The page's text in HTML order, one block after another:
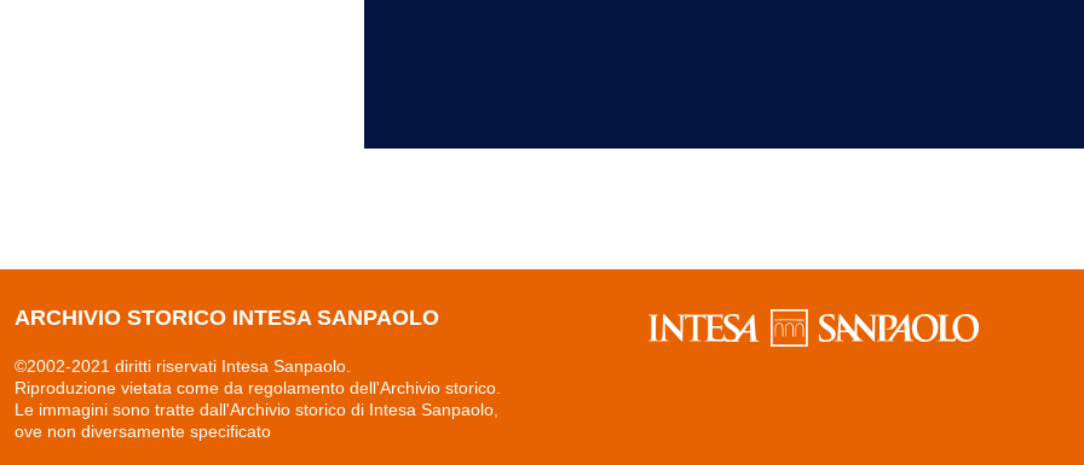
ARCHIVIO STORICO INTESA SANPAOLO
©2002-2021 diritti riservati Intesa Sanpaolo.
Riproduzione vietata come da regolamento dell'Archivio storico.
Le immagini sono tratte dall'Archivio storico di Intesa Sanpaolo,
ove non diversamente specificato